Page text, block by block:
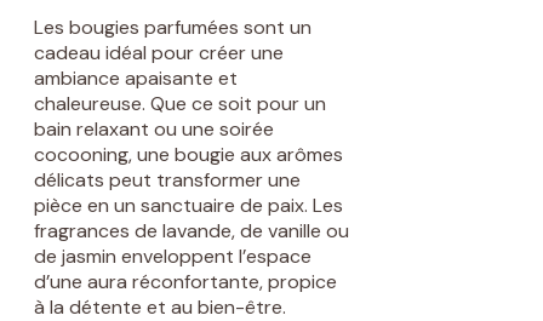
Les bougies parfumées sont un
cadeau idéal pour créer une
ambiance apaisante et
chaleureuse. Que ce soit pour un
bain relaxant ou une soirée
cocooning, une bougie aux arômes
délicats peut transformer une
pièce en un sanctuaire de paix. Les
fragrances de lavande, de vanille ou
de jasmin enveloppent l’espace
d’une aura réconfortante, propice
à la détente et au bien-être.